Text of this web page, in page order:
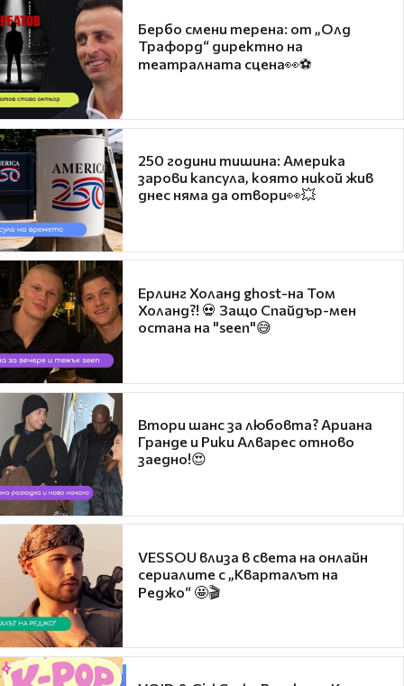
Бербо смени терена: от „Олд
Трафорд“ директно на
театралната сцена👀⚽
250 години тишина: Америка
зарови капсула, която никой жив
днес няма да отвори👀💥
Ерлинг Холанд ghost-на Том
Холанд?! 💀 Защо Спайдър-мен
остана на "seen"😅
Втори шанс за любовта? Ариана
Гранде и Рики Алварес отново
заедно!😍
VESSOU влиза в света на онлайн
сериалите с „Кварталът на
Реджо“ 🤩🎬